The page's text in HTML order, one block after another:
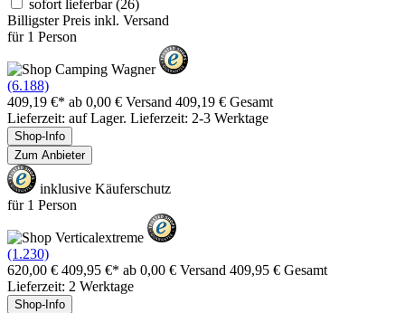
sofort lieferbar(26)
Billigster Preis inkl. Versand
für 1 Person
(6.188)
409,19 €* ab 0,00 € Versand 409,19 € Gesamt
Lieferzeit: auf Lager. Lieferzeit: 2-3 Werktage
Shop-Info
Zum Anbieter
inklusive Käuferschutz
für 1 Person
(1.230)
620,00 € 409,95 €* ab 0,00 € Versand 409,95 € Gesamt
Lieferzeit: 2 Werktage
Shop-Info